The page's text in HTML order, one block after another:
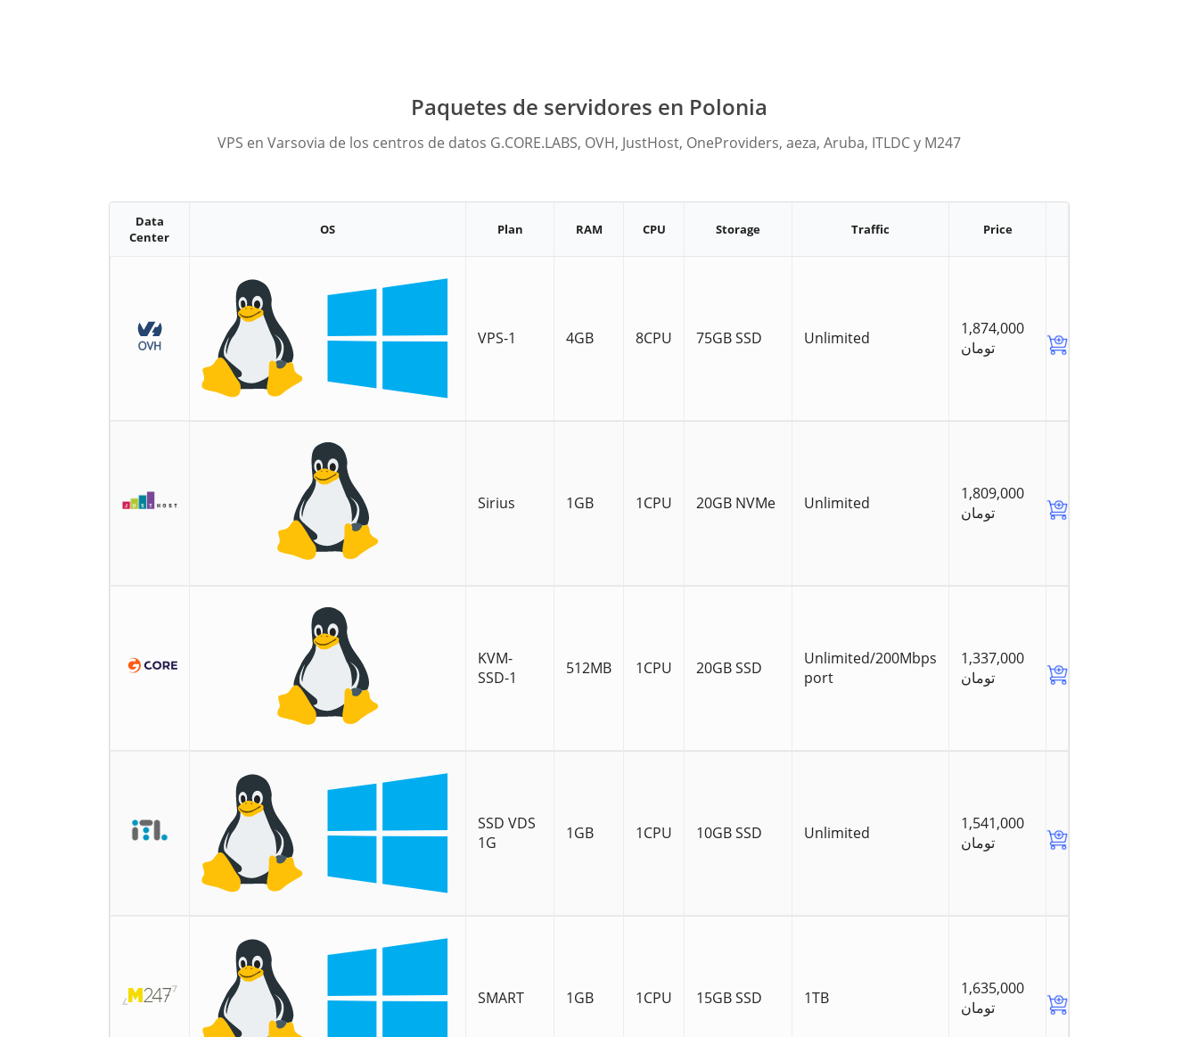
Paquetes de servidores en Polonia
VPS en Varsovia de los centros de datos G.CORE.LABS, OVH, JustHost, OneProviders, aeza, Aruba, ITLDC y M247
Data
Center
OS Plan RAM CPU Storage Traffic Price
VPS-1 4GB 8CPU 75GB SSD Unlimited
1,874,000
تومان
Sirius 1GB 1CPU 20GB NVMe Unlimited
1,809,000
تومان
KVM-
SSD-1
512MB 1CPU 20GB SSD
Unlimited/200Mbps
port
1,337,000
تومان
SSD VDS
1G
1GB 1CPU 10GB SSD Unlimited
1,541,000
تومان
SMART 1GB 1CPU 15GB SSD 1TB
1,635,000
تومان